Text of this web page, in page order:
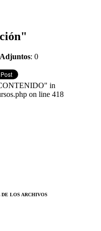
: 0
in
on line 418
LOS ARCHIVOS